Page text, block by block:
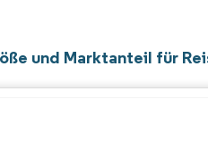
und Marktanteil für